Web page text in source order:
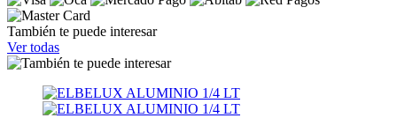
También te puede interesar
Ver todas